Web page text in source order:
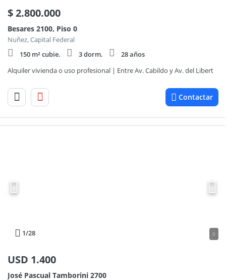
$2.800.000
Besares 2100, Piso 0
Nuñez, Capital Federal
150 m² cubie.
3 dorm.
28 años
Alquiler vivienda o uso profesional | Entre Av. Cabildo y Av. del Libert
Contactar
1/28 0
USD 1.400
José Pascual Tamborini 2700